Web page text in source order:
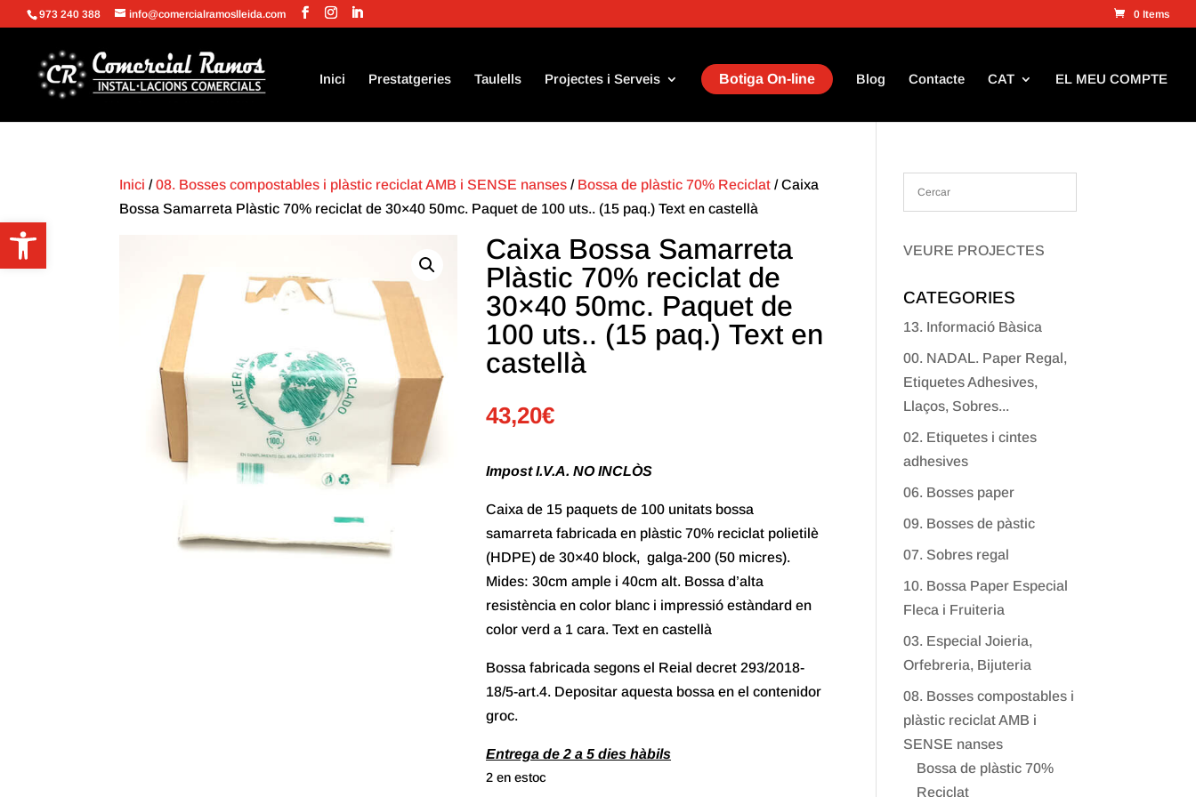
Obre la barra d'eines
973 240 388 info@comercialramoslleida.com 0 Items
Inici Prestatgeries Taulells Projectes i Serveis Botiga On-line Blog Contacte CAT EL MEU COMPTE
Inici /08. Bosses compostables i plàstic reciclat AMB i SENSE nanses / Bossa de plàstic 70% Reciclat / Caixa
Bossa Samarreta Plàstic 70% reciclat de 30×40 50mc. Paquet de 100 uts.. (15 paq.) Text en castellà
Caixa Bossa Samarreta
Plàstic 70% reciclat de
30×40 50mc. Paquet de
100 uts.. (15 paq.) Text en
castellà
43,20€
Impost I.V.A. NO INCLÒS
Caixa de 15 paquets de 100 unitats bossa
samarreta fabricada en plàstic 70% reciclat polietilè
(HDPE) de 30×40 block, galga-200 (50 micres).
Mides: 30cm ample i 40cm alt. Bossa d’alta
resistència en color blanc i impressió estàndard en
color verd a 1 cara. Text en castellà
Bossa fabricada segons el Reial decret 293/2018-
18/5-art.4. Depositar aquesta bossa en el contenidor
groc.
Entrega de 2 a 5 dies hàbils
2 en estoc
VEURE PROJECTES
CATEGORIES
13. Informació Bàsica
00. NADAL. Paper Regal,
Etiquetes Adhesives,
Llaços, Sobres...
02. Etiquetes i cintes
adhesives
06. Bosses paper
09. Bosses de pàstic
07. Sobres regal
10. Bossa Paper Especial
Fleca i Fruiteria
03. Especial Joieria,
Orfebreria, Bijuteria
08. Bosses compostables i
plàstic reciclat AMB i
SENSE nanses
Bossa de plàstic 70%
Reciclat